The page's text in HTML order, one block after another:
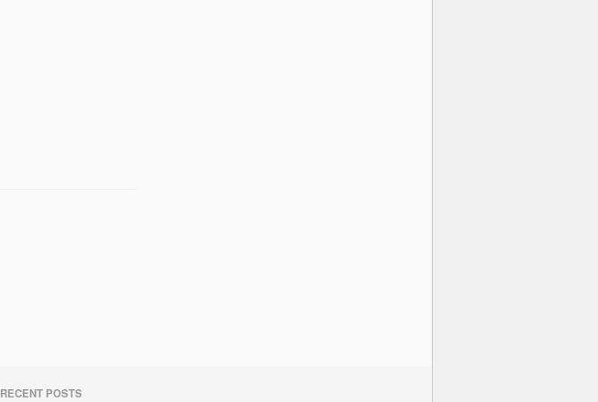
RECENT POSTS